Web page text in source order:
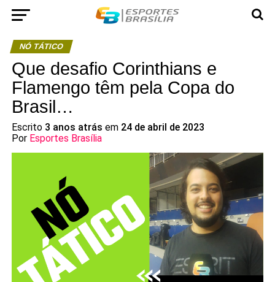
NÓ TÁTICO
Que desafio Corinthians e
Flamengo têm pela Copa do
Brasil…
Escrito 3 anos atrás em 24 de abril de 2023
Por Esportes Brasília